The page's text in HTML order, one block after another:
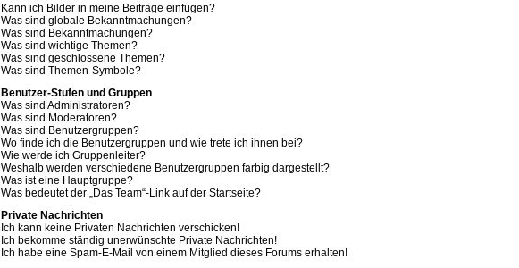
Kann ich Bilder in meine Beiträge einfügen?
Was sind globale Bekanntmachungen?
Was sind Bekanntmachungen?
Was sind wichtige Themen?
Was sind geschlossene Themen?
Was sind Themen-Symbole?
Benutzer-Stufen und Gruppen
Was sind Administratoren?
Was sind Moderatoren?
Was sind Benutzergruppen?
Wo finde ich die Benutzergruppen und wie trete ich ihnen bei?
Wie werde ich Gruppenleiter?
Weshalb werden verschiedene Benutzergruppen farbig dargestellt?
Was ist eine Hauptgruppe?
Was bedeutet der „Das Team“-Link auf der Startseite?
Private Nachrichten
Ich kann keine Privaten Nachrichten verschicken!
Ich bekomme ständig unerwünschte Private Nachrichten!
Ich habe eine Spam-E-Mail von einem Mitglied dieses Forums erhalten!